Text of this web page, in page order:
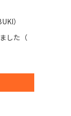
）
した （